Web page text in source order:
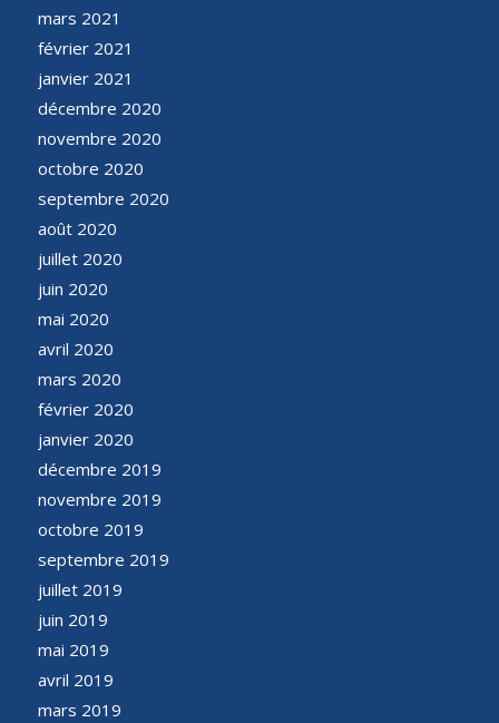
mars 2021
février 2021
janvier 2021
décembre 2020
novembre 2020
octobre 2020
septembre 2020
août 2020
juillet 2020
juin 2020
mai 2020
avril 2020
mars 2020
février 2020
janvier 2020
décembre 2019
novembre 2019
octobre 2019
septembre 2019
juillet 2019
juin 2019
mai 2019
avril 2019
mars 2019